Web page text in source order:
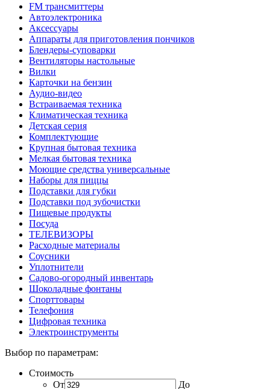
FM трансмиттеры
Автоэлектроника
Аксессуары
Аппараты для приготовления пончиков
Блендеры-суповарки
Вентиляторы настольные
Вилки
Карточки на бензин
Аудио-видео
Встраиваемая техника
Климатическая техника
Детская серия
Комплектующие
Крупная бытовая техника
Мелкая бытовая техника
Моющие средства универсальные
Наборы для пиццы
Подставки для губки
Подставки под зубочистки
Пищевые продукты
Посуда
ТЕЛЕВИЗОРЫ
Расходные материалы
Соусники
Уплотнители
Садово-огородный инвентарь
Шоколадные фонтаны
Спорттовары
Телефония
Цифровая техника
Электроинструменты
Выбор по параметрам:
Стоимость
От
До